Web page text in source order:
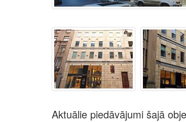
Aktuālie piedāvājumi šajā